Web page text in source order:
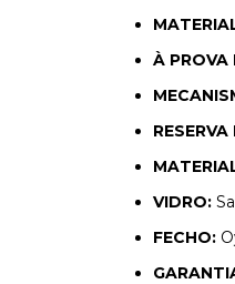
À PROVA
VIDRO:
FECHO: